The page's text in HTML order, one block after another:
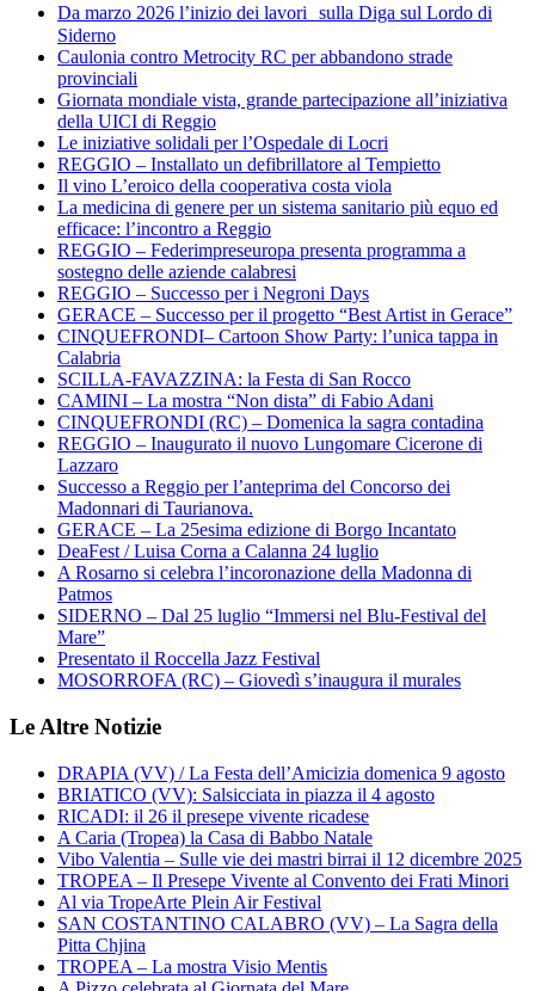
Da marzo 2026 l’inizio dei lavori sulla Diga sul Lordo di
Siderno
Caulonia contro Metrocity RC per abbandono strade
provinciali
Giornata mondiale vista, grande partecipazione all’iniziativa
della UICI di Reggio
Le iniziative solidali per l’Ospedale di Locri
REGGIO – Installato un defibrillatore al Tempietto
Il vino L’eroico della cooperativa costa viola
La medicina di genere per un sistema sanitario più equo ed
efficace: l’incontro a Reggio
REGGIO – Federimpreseuropa presenta programma a
sostegno delle aziende calabresi
REGGIO – Successo per i Negroni Days
GERACE – Successo per il progetto “Best Artist in Gerace”
CINQUEFRONDI– Cartoon Show Party: l’unica tappa in
Calabria
SCILLA-FAVAZZINA: la Festa di San Rocco
CAMINI – La mostra “Non dista” di Fabio Adani
CINQUEFRONDI (RC) – Domenica la sagra contadina
REGGIO – Inaugurato il nuovo Lungomare Cicerone di
Lazzaro
Successo a Reggio per l’anteprima del Concorso dei
Madonnari di Taurianova.
GERACE – La 25esima edizione di Borgo Incantato
DeaFest / Luisa Corna a Calanna 24 luglio
A Rosarno si celebra l’incoronazione della Madonna di
Patmos
SIDERNO – Dal 25 luglio “Immersi nel Blu-Festival del
Mare”
Presentato il Roccella Jazz Festival
MOSORROFA (RC) – Giovedì s’inaugura il murales
Le Altre Notizie
DRAPIA (VV) / La Festa dell’Amicizia domenica 9 agosto
BRIATICO (VV): Salsicciata in piazza il 4 agosto
RICADI: il 26 il presepe vivente ricadese
A Caria (Tropea) la Casa di Babbo Natale
Vibo Valentia – Sulle vie dei mastri birrai il 12 dicembre 2025
TROPEA – Il Presepe Vivente al Convento dei Frati Minori
Al via TropeArte Plein Air Festival
SAN COSTANTINO CALABRO (VV) – La Sagra della
Pitta Chjina
TROPEA – La mostra Visio Mentis